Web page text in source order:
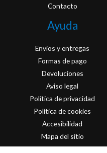
Contacto
Ayuda
Envios y entregas
Formas de pago
Devoluciones
Aviso legal
Política de privacidad
Política de cookies
Accesibilidad
Mapa del sitio